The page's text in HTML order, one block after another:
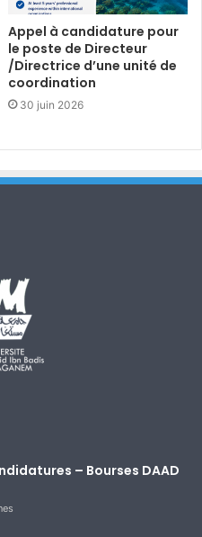
Appel à candidature pour
le poste de Directeur
/Directrice d’une unité de
coordination
30 juin 2026
– Bourses DAAD